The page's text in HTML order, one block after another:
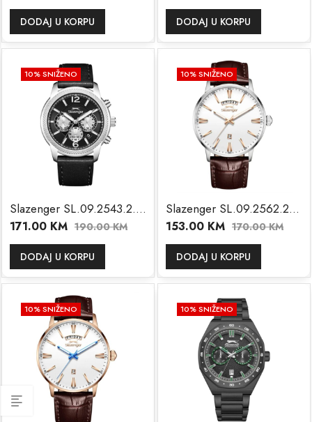
DODAJ U KORPU DODAJ U KORPU
10% SNIŽENO
Slazenger SL.09.2543.2.01
171.00 KM 190.00KM
DODAJ U KORPU
10% SNIŽENO
Slazenger SL.09.2562.2.05
153.00 KM 170.00KM
DODAJ U KORPU
10% SNIŽENO 10% SNIŽENO